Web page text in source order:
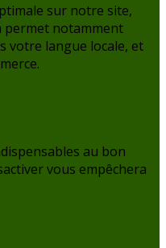
sur notre site,
permet notamment
votre langue locale, et
au bon
vous empêchera